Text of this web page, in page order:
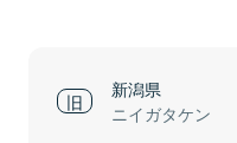
新潟県
ニイガタケン